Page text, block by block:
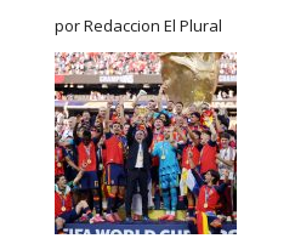
por Redaccion El Plural